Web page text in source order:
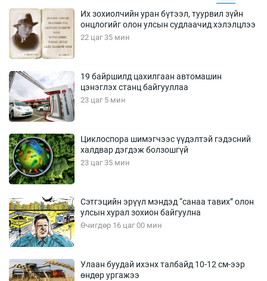
Их зохиолчийн уран бүтээл, туурвил зүйн
онцлогийг олон улсын судлаачид хэлэлцлээ
22 цаг 35 мин
19 байршилд цахилгаан автомашин
цэнэглэх станц байгууллаа
23 цаг 5 мин
Циклоспора шимэгчээс үүдэлтэй гэдэсний
халдвар дэгдэж болзошгүй
23 цаг 35 мин
Сэтгэцийн эрүүл мэндэд “санаа тавих” олон
улсын хурал зохион байгуулна
Өчигдөр 16 цаг 00 мин
Улаан буудай ихэнх талбайд 10-12 см-ээр
өндөр ургажээ